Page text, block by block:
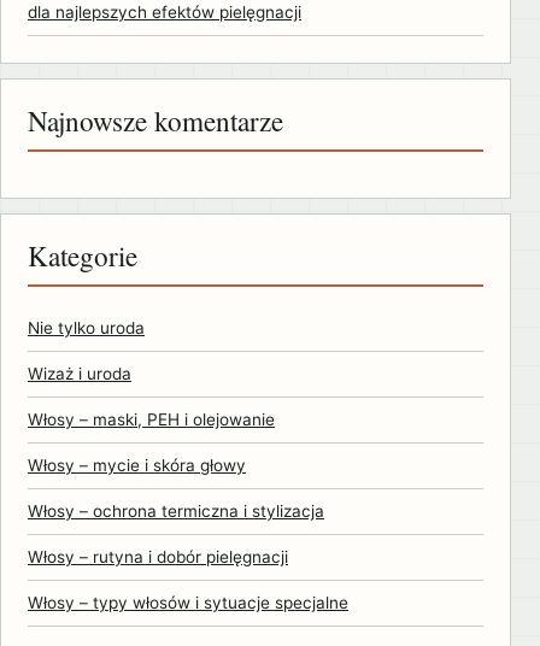
dla najlepszych efektów pielęgnacji
Najnowsze komentarze
Kategorie
Nie tylko uroda
Wizaż i uroda
Włosy – maski, PEH i olejowanie
Włosy – mycie i skóra głowy
Włosy – ochrona termiczna i stylizacja
Włosy – rutyna i dobór pielęgnacji
Włosy – typy włosów i sytuacje specjalne